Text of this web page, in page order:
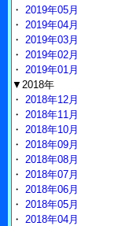
・ 2019年05月
・ 2019年04月
・ 2019年03月
・ 2019年02月
・ 2019年01月
▼2018年
・ 2018年12月
・ 2018年11月
・ 2018年10月
・ 2018年09月
・ 2018年08月
・ 2018年07月
・ 2018年06月
・ 2018年05月
・ 2018年04月